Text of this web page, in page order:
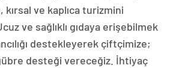
kırsal ve kaplıca turizmini
ve sağlıklı gıdaya erişebilmek
destekleyerek çiftçimize;
desteği vereceğiz. İhtiyaç